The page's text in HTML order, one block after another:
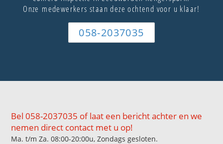
Onze medewerkers staan deze ochtend voor u klaar!
058-2037035
Bel 058-2037035 of laat een bericht achter en we
nemen direct contact met u op!
Ma. t/m Za. 08:00-20:00u, Zondags gesloten.